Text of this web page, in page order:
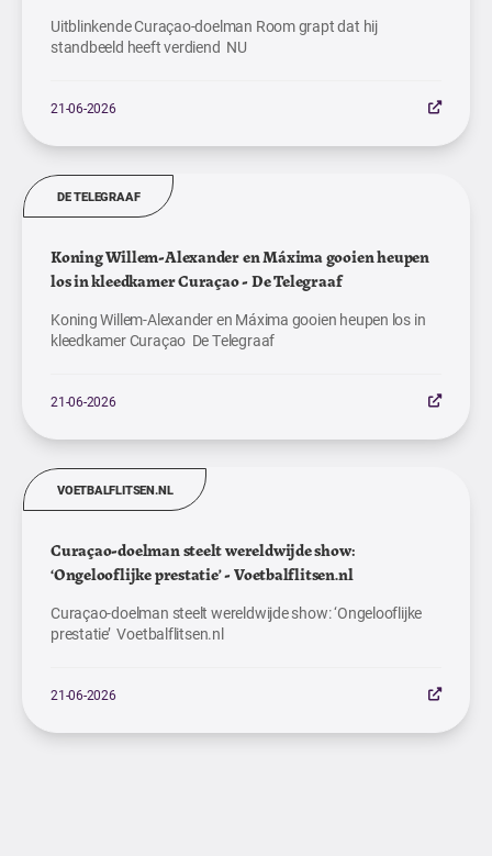
Uitblinkende Curaçao-doelman Room grapt dat hij
standbeeld heeft verdiend NU
21-06-2026
DE TELEGRAAF
Koning Willem-Alexander en Máxima gooien heupen
los in kleedkamer Curaçao - De Telegraaf
Koning Willem-Alexander en Máxima gooien heupen los in
kleedkamer Curaçao De Telegraaf
21-06-2026
VOETBALFLITSEN.NL
Curaçao-doelman steelt wereldwijde show:
‘Ongelooflijke prestatie’ - Voetbalflitsen.nl
Curaçao-doelman steelt wereldwijde show: ‘Ongelooflijke
prestatie’ Voetbalflitsen.nl
21-06-2026